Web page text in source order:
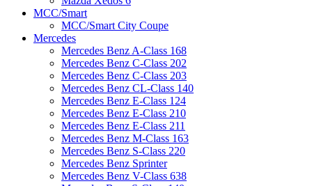
MCC/Smart
MCC/Smart City Coupe
Mercedes
Mercedes Benz A-Class 168
Mercedes Benz C-Class 202
Mercedes Benz C-Class 203
Mercedes Benz CL-Class 140
Mercedes Benz E-Class 124
Mercedes Benz E-Class 210
Mercedes Benz E-Class 211
Mercedes Benz M-Class 163
Mercedes Benz S-Class 220
Mercedes Benz Sprinter
Mercedes Benz V-Class 638